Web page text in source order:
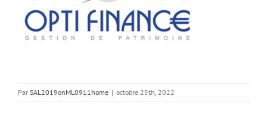
Par SAL2019onML0911home | octobre 25th, 2022